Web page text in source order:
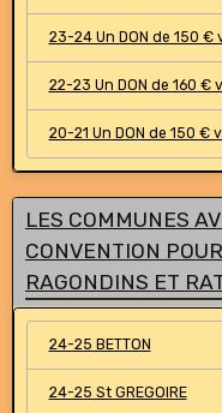
23-24 Un DON de 150 €
22-23 Un DON de 160 €
20-21 Un DON de 150 €
LES COMMUNES
CONVENTION
RAGONDINS ET
24-25 BETTON
24-25 St GREGOIRE